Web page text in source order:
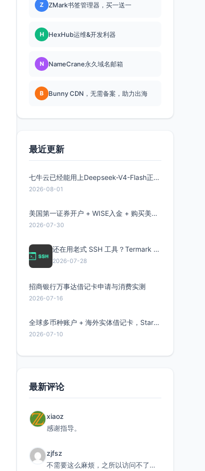
Z ZMark书签管理器，买一送一
H HexHub运维&开发利器
N NameCrane永久域名邮箱
B Bunny CDN，无需备案，助力出海
最近更新
七牛云已经能用上Deepseek-V4-Flash正式版了，点此领取300万Token
2026-08-01
美国第一证券开户 + WISE入金 + 购买美股全流程分享
2026-07-30
还在用老式 SSH 工具？Termark 新一代跨平台智能SSH客户端了解一下
2026-07-28
招商银行万事达借记卡申请与消费实测
2026-07-16
全球多币种账户 + 海外实体借记卡，Starryblu开户教程与注意事项
2026-07-10
最新评论
xiaoz
感谢指导。
zjfsz
不需要这么麻烦，之所以访问不了，是由于非对称路由的问题，在爱快主路由添加一条静态路由192.168.